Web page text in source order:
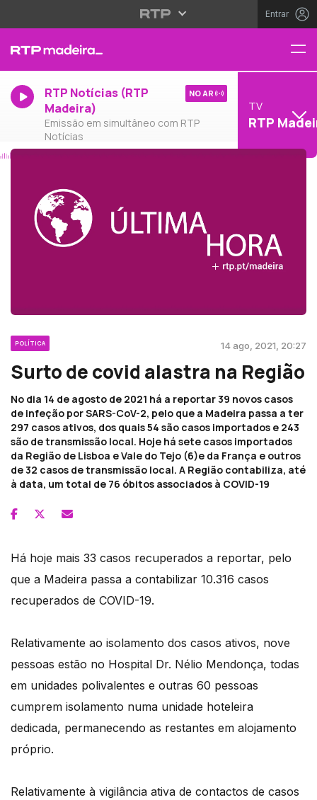
Entrar
RTP Notícias (RTP
Madeira)
Emissão em simultâneo com RTP
Notícias
NO AR
TV
RTP
POLÍTICA 14 ago, 2021, 20:27
Surto de covid alastra na Região
No dia 14 de agosto de 2021 há a reportar 39 novos casos
de infeção por SARS-CoV-2, pelo que a Madeira passa a ter
297 casos ativos, dos quais 54 são casos importados e 243
são de transmissão local. Hoje há sete casos importados
da Região de Lisboa e Vale do Tejo (6)e da França e outros
de 32 casos de transmissão local. A Região contabiliza, até
à data, um total de 76 óbitos associados à COVID-19
Há hoje mais 33 casos recuperados a reportar, pelo
que a Madeira passa a contabilizar 10.316 casos
recuperados de COVID-19.
Relativamente ao isolamento dos casos ativos, nove
pessoas estão no Hospital Dr. Nélio Mendonça, todas
em unidades polivalentes e outras 60 pessoas
cumprem isolamento numa unidade hoteleira
dedicada, permanecendo as restantes em alojamento
próprio.
Relativamente à vigilância ativa de contactos de casos